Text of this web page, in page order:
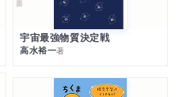
宇宙最強物質決定戦
高水裕一著